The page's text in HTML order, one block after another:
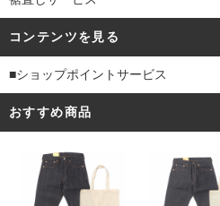
コンテンツを見る
■ショップポイントサービス
おすすめ商品